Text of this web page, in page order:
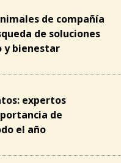
de compañía
de soluciones
y bienestar
expertos
de
el año